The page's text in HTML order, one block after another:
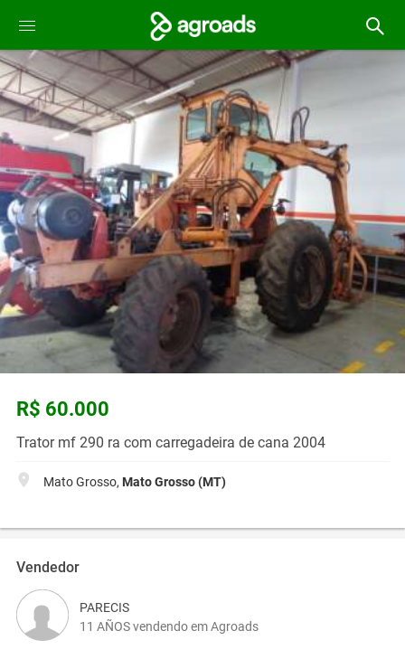
R$ 60.000
Trator mf 290 ra com carregadeira de cana 2004
Mato Grosso, Mato Grosso (MT)
Vendedor
PARECIS
11 AÑOS vendendo em Agroads